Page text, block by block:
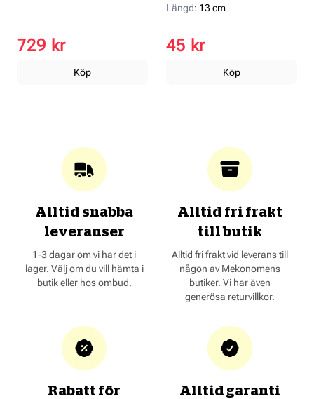
729 kr
Köp
Längd: 13 cm
45 kr
Köp
Alltid snabba
leveranser
1-3 dagar om vi har det i
lager. Välj om du vill hämta i
butik eller hos ombud.
Alltid fri frakt
till butik
Alltid fri frakt vid leverans till
någon av Mekonomens
butiker. Vi har även
generösa returvillkor.
Rabatt för
Alltid garanti